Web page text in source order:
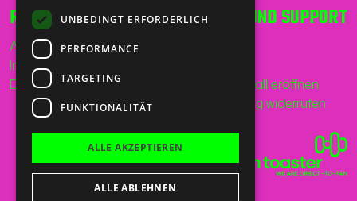
RECHT UND ORDNUNG
AGB
Impressum
Datenschutz
HILFE UND SUPPORT
Supportfall eröffnen
Bestellung widerrufen
UNBEDINGT ERFORDERLICH
PERFORMANCE
TARGETING
FUNKTIONALITÄT
ALLE AKZEPTIEREN
ALLE ABLEHNEN